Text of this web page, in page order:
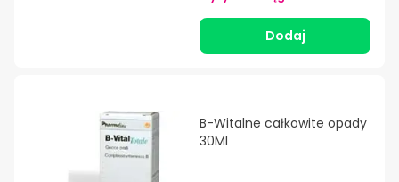
Dodaj
B-Witalne całkowite opady
30Ml